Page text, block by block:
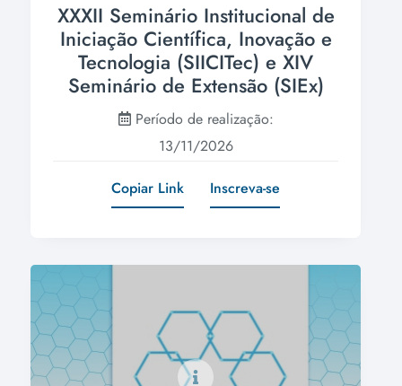
XXXII Seminário Institucional de
Iniciação Científica, Inovação e
Tecnologia (SIICITec) e XIV
Seminário de Extensão (SIEx)
Período de realização:
13/11/2026
Copiar Link Inscreva-se